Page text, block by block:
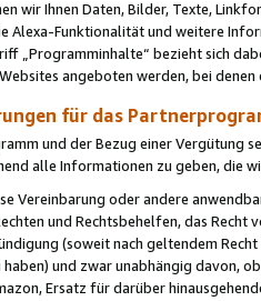
wir Ihnen Daten, Bilder, Texte,
Alexa-Funktionalität und weitere
„Programminhalte“ bezieht sich
angeboten werden, bei
für das
und der Bezug einer Vergütung
alle Informationen zu geben, die
Vereinbarung oder andere
und Rechtsbehelfen, das
(soweit nach geltendem
und zwar unabhängig davon,
Ersatz für darüber